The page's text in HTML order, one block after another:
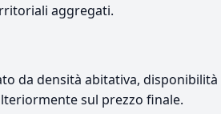
aggregati.
da densità abitativa,
sul prezzo finale.